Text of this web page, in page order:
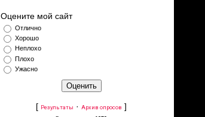
Оцените мой сайт
Отлично
Хорошо
Неплохо
Плохо
Ужасно
[ Результаты · Архив опросов ]